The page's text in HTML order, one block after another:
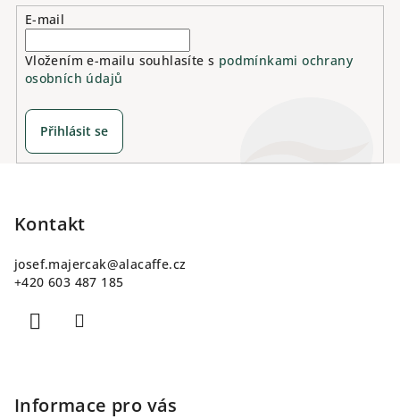
E-mail
Vložením e-mailu souhlasíte s podmínkami ochrany
osobních údajů
Přihlásit se
Kontakt
josef.majercak@alacaffe.cz
+420 603 487 185
Informace pro vás